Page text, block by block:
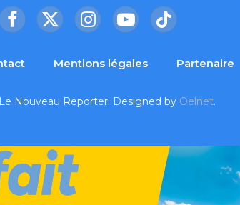
Facebook
X
InstagramYouTubeTikTok
Mentions légales Partenaire
Nouveau Reporter. Designed by Oelnet.